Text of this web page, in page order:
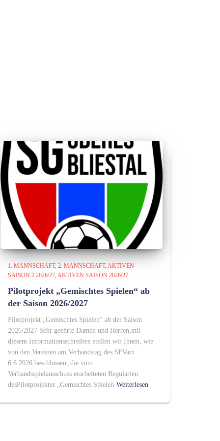
1. MANNSCHAFT 2. MANNSCHAFT AKTIVEN
SAISON 2 2026/27 AKTIVEN SAISON 2026/27
Pilotprojekt „Gemischtes Spielen“ ab
der Saison 2026/2027
Pilotprojekt „Gemischtes Spielen“ ab der Saison
2026/2027 Sehr geehrte Damen und Herren,mit
diesem Informationsschreiben stellen wir Ihnen, wie
von den Vereinen am Verbandstag des SFVam
6.6.2026 beschlossen, die vom
Verbandsspielausschuss erarbeiteten Regularien
desPilotprojektes „Gemischtes Spielen Weiterlesen